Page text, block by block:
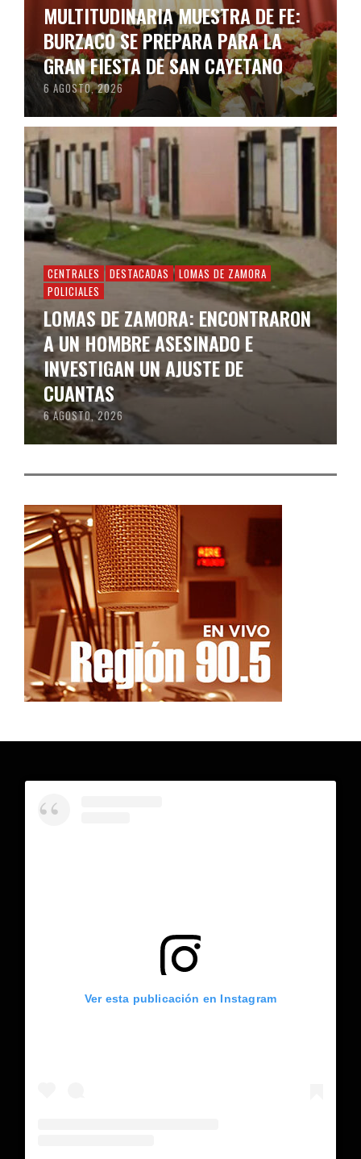
MULTITUDINARIA MUESTRA DE FE:
BURZACO SE PREPARA PARA LA
GRAN FIESTA DE SAN CAYETANO
6 AGOSTO, 2026
CENTRALES DESTACADAS
LOMAS DE ZAMORA
POLICIALES
LOMAS DE ZAMORA: ENCONTRARON
A UN HOMBRE ASESINADO E
INVESTIGAN UN AJUSTE DE
CUANTAS
6 AGOSTO, 2026
Ver esta publicación en Instagram